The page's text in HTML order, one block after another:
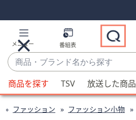
Links
Links2
メニュー 番組表
商
品・
ブ
ラ
ン
候
補
利
商品を探す TSV 放送した商品
ファッション ファッション小物